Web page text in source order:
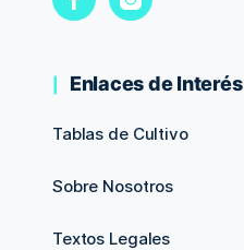
Enlaces de Interés
Tablas de Cultivo
Sobre Nosotros
Textos Legales